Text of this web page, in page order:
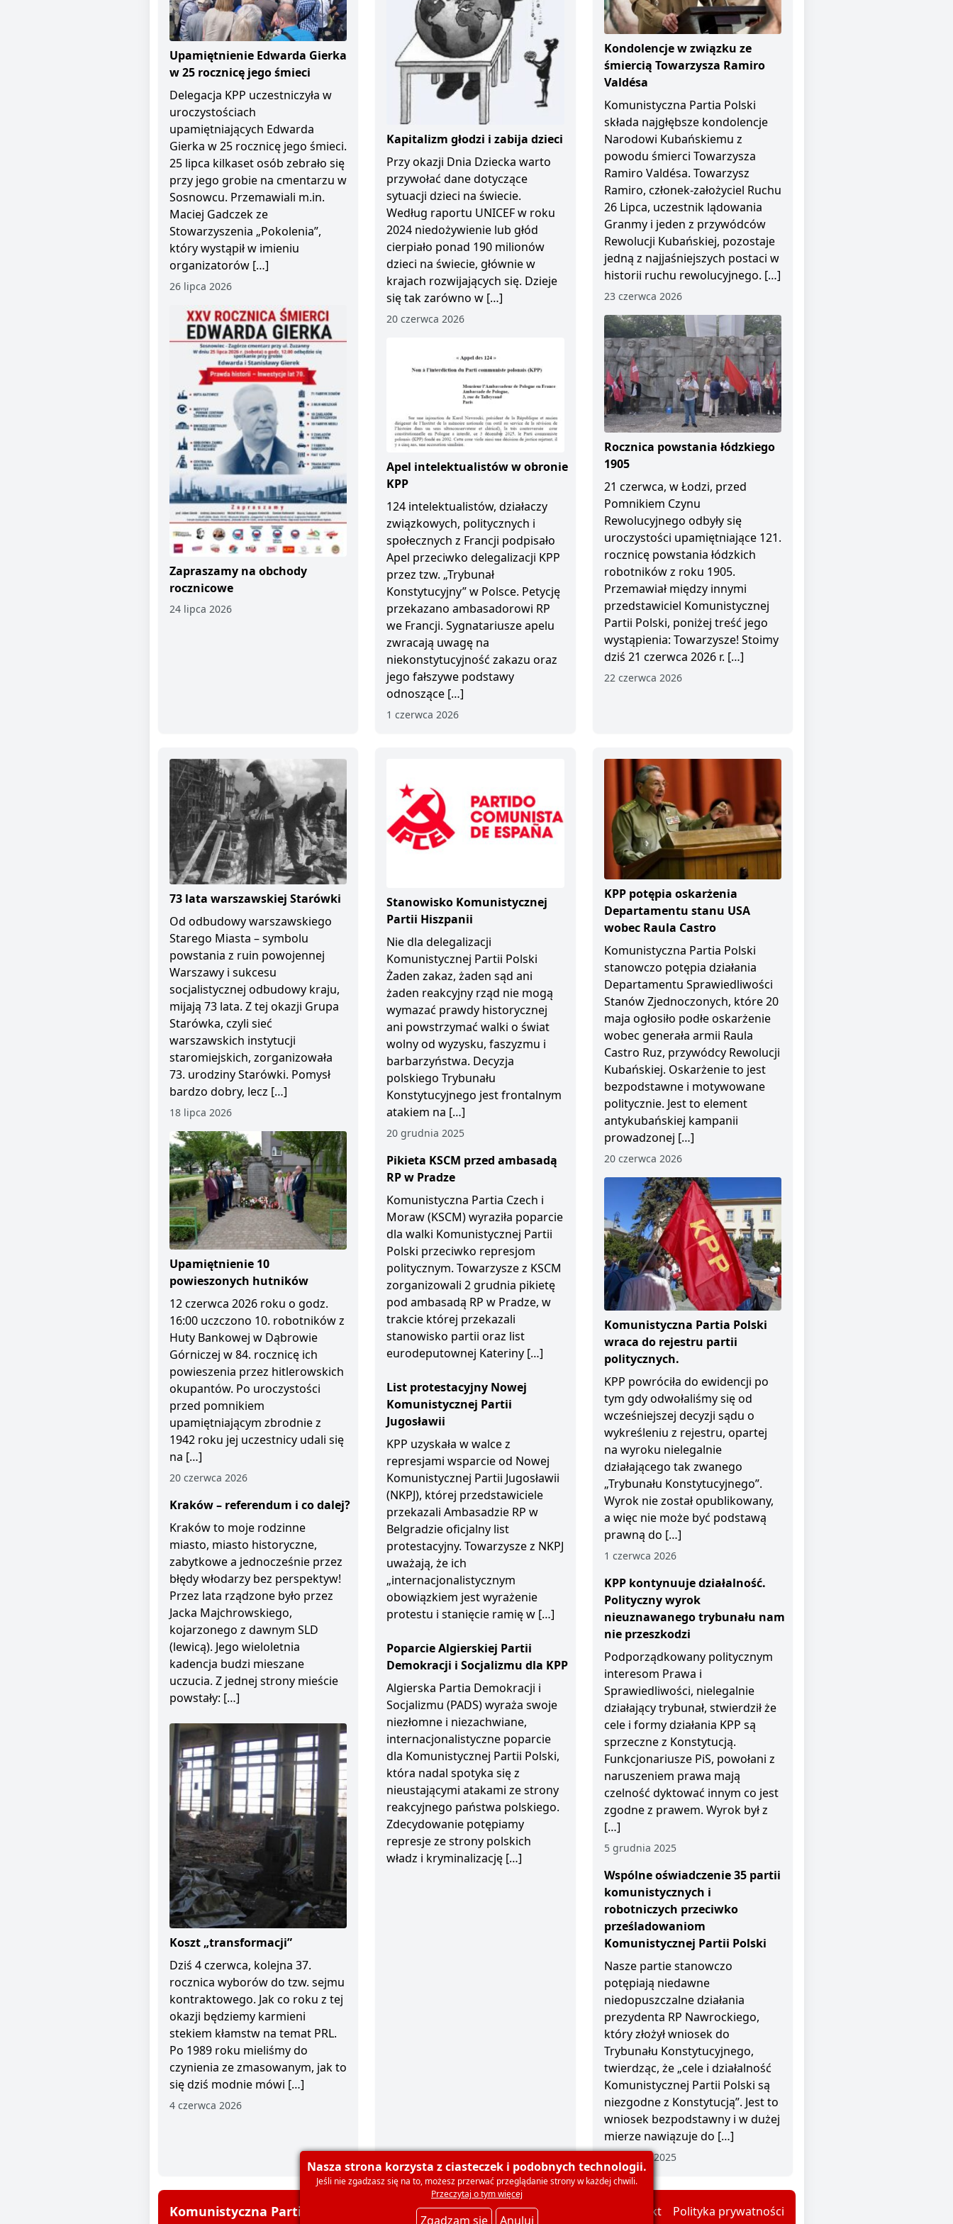
Upamiętnienie Edwarda Gierka
w 25 rocznicę jego śmieci
Delegacja KPP uczestniczyła w
uroczystościach
upamiętniających Edwarda
Gierka w 25 rocznicę jego śmieci.
25 lipca kilkaset osób zebrało się
przy jego grobie na cmentarzu w
Sosnowcu. Przemawiali m.in.
Maciej Gadczek ze
Stowarzyszenia „Pokolenia”,
który wystąpił w imieniu
organizatorów […]
26 lipca 2026
Zapraszamy na obchody
rocznicowe
24 lipca 2026
Kapitalizm głodzi i zabija dzieci
Przy okazji Dnia Dziecka warto
przywołać dane dotyczące
sytuacji dzieci na świecie.
Według raportu UNICEF w roku
2024 niedożywienie lub głód
cierpiało ponad 190 milionów
dzieci na świecie, głównie w
krajach rozwijających się. Dzieje
się tak zarówno w […]
20 czerwca 2026
Apel intelektualistów w obronie
KPP
124 intelektualistów, działaczy
związkowych, politycznych i
społecznych z Francji podpisało
Apel przeciwko delegalizacji KPP
przez tzw. „Trybunał
Konstytucyjny” w Polsce. Petycję
przekazano ambasadorowi RP
we Francji. Sygnatariusze apelu
zwracają uwagę na
niekonstytucyjność zakazu oraz
jego fałszywe podstawy
odnoszące […]
1 czerwca 2026
Kondolencje w związku ze
śmiercią Towarzysza Ramiro
Valdésa
Komunistyczna Partia Polski
składa najgłębsze kondolencje
Narodowi Kubańskiemu z
powodu śmierci Towarzysza
Ramiro Valdésa. Towarzysz
Ramiro, członek-założyciel Ruchu
26 Lipca, uczestnik lądowania
Granmy i jeden z przywódców
Rewolucji Kubańskiej, pozostaje
jedną z najjaśniejszych postaci w
historii ruchu rewolucyjnego. […]
23 czerwca 2026
Rocznica powstania łódzkiego
1905
21 czerwca, w Łodzi, przed
Pomnikiem Czynu
Rewolucyjnego odbyły się
uroczystości upamiętniające 121.
rocznicę powstania łódzkich
robotników z roku 1905.
Przemawiał między innymi
przedstawiciel Komunistycznej
Partii Polski, poniżej treść jego
wystąpienia: Towarzysze! Stoimy
dziś 21 czerwca 2026 r. […]
22 czerwca 2026
73 lata warszawskiej Starówki
Od odbudowy warszawskiego
Starego Miasta – symbolu
powstania z ruin powojennej
Warszawy i sukcesu
socjalistycznej odbudowy kraju,
mijają 73 lata. Z tej okazji Grupa
Starówka, czyli sieć
warszawskich instytucji
staromiejskich, zorganizowała
73. urodziny Starówki. Pomysł
bardzo dobry, lecz […]
18 lipca 2026
Upamiętnienie 10
powieszonych hutników
12 czerwca 2026 roku o godz.
16:00 uczczono 10. robotników z
Huty Bankowej w Dąbrowie
Górniczej w 84. rocznicę ich
powieszenia przez hitlerowskich
okupantów. Po uroczystości
przed pomnikiem
upamiętniającym zbrodnie z
1942 roku jej uczestnicy udali się
na […]
20 czerwca 2026
Kraków – referendum i co dalej?
Kraków to moje rodzinne
miasto, miasto historyczne,
zabytkowe a jednocześnie przez
błędy włodarzy bez perspektyw!
Przez lata rządzone było przez
Jacka Majchrowskiego,
kojarzonego z dawnym SLD
(lewicą). Jego wieloletnia
kadencja budzi mieszane
uczucia. Z jednej strony mieście
powstały: […]
Koszt „transformacji”
Dziś 4 czerwca, kolejna 37.
rocznica wyborów do tzw. sejmu
kontraktowego. Jak co roku z tej
okazji będziemy karmieni
stekiem kłamstw na temat PRL.
Po 1989 roku mieliśmy do
czynienia ze zmasowanym, jak to
się dziś modnie mówi […]
4 czerwca 2026
Stanowisko Komunistycznej
Partii Hiszpanii
Nie dla delegalizacji
Komunistycznej Partii Polski
Żaden zakaz, żaden sąd ani
żaden reakcyjny rząd nie mogą
wymazać prawdy historycznej
ani powstrzymać walki o świat
wolny od wyzysku, faszyzmu i
barbarzyństwa. Decyzja
polskiego Trybunału
Konstytucyjnego jest frontalnym
atakiem na […]
20 grudnia 2025
Pikieta KSCM przed ambasadą
RP w Pradze
Komunistyczna Partia Czech i
Moraw (KSCM) wyraziła poparcie
dla walki Komunistycznej Partii
Polski przeciwko represjom
politycznym. Towarzysze z KSCM
zorganizowali 2 grudnia pikietę
pod ambasadą RP w Pradze, w
trakcie której przekazali
stanowisko partii oraz list
eurodeputownej Kateriny […]
List protestacyjny Nowej
Komunistycznej Partii
Jugosławii
KPP uzyskała w walce z
represjami wsparcie od Nowej
Komunistycznej Partii Jugosławii
(NKPJ), której przedstawiciele
przekazali Ambasadzie RP w
Belgradzie oficjalny list
protestacyjny. Towarzysze z NKPJ
uważają, że ich
„internacjonalistycznym
obowiązkiem jest wyrażenie
protestu i stanięcie ramię w […]
Poparcie Algierskiej Partii
Demokracji i Socjalizmu dla KPP
Algierska Partia Demokracji i
Socjalizmu (PADS) wyraża swoje
niezłomne i niezachwiane,
internacjonalistyczne poparcie
dla Komunistycznej Partii Polski,
która nadal spotyka się z
nieustającymi atakami ze strony
reakcyjnego państwa polskiego.
Zdecydowanie potępiamy
represje ze strony polskich
władz i kryminalizację […]
KPP potępia oskarżenia
Departamentu stanu USA
wobec Raula Castro
Komunistyczna Partia Polski
stanowczo potępia działania
Departamentu Sprawiedliwości
Stanów Zjednoczonych, które 20
maja ogłosiło podłe oskarżenie
wobec generała armii Raula
Castro Ruz, przywódcy Rewolucji
Kubańskiej. Oskarżenie to jest
bezpodstawne i motywowane
politycznie. Jest to element
antykubańskiej kampanii
prowadzonej […]
20 czerwca 2026
Komunistyczna Partia Polski
wraca do rejestru partii
politycznych.
KPP powróciła do ewidencji po
tym gdy odwołaliśmy się od
wcześniejszej decyzji sądu o
wykreśleniu z rejestru, opartej
na wyroku nielegalnie
działającego tak zwanego
„Trybunału Konstytucyjnego”.
Wyrok nie został opublikowany,
a więc nie może być podstawą
prawną do […]
1 czerwca 2026
KPP kontynuuje działalność.
Polityczny wyrok
nieuznawanego trybunału nam
nie przeszkodzi
Podporządkowany politycznym
interesom Prawa i
Sprawiedliwości, nielegalnie
działający trybunał, stwierdził że
cele i formy działania KPP są
sprzeczne z Konstytucją.
Funkcjonariusze PiS, powołani z
naruszeniem prawa mają
czelność dyktować innym co jest
zgodne z prawem. Wyrok był z
[…]
5 grudnia 2025
Wspólne oświadczenie 35 partii
komunistycznych i
robotniczych przeciwko
prześladowaniom
Komunistycznej Partii Polski
Nasze partie stanowczo
potępiają niedawne
niedopuszczalne działania
prezydenta RP Nawrockiego,
który złożył wniosek do
Trybunału Konstytucyjnego,
twierdząc, że „cele i działalność
Komunistycznej Partii Polski są
niezgodne z Konstytucją”. Jest to
wniosek bezpodstawny i w dużej
mierze nawiązuje do […]
1 grudnia 2025
Komunistyczna Partia Polski Dla mediów Deklaracja członkowska Kontakt Polityka prywatności
Nasza strona korzysta z ciasteczek i podobnych technologii.
Jeśli nie zgadzasz się na to, możesz przerwać przeglądanie strony w każdej chwili.
Przeczytaj o tym więcej
Zgadzam się Anuluj